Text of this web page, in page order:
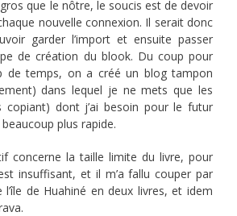
que le nôtre, le soucis est de devoir
nouvelle connexion. Il serait donc
garder l’import et ensuite passer
de création du blook. Du coup pour
de temps, on a créé un blog tampon
dans lequel je ne mets que les
copiant) dont j’ai besoin pour le futur
plus rapide.
concerne la taille limite du livre, pour
insuffisant, et il m’a fallu couper par
de Huahiné en deux livres, et idem